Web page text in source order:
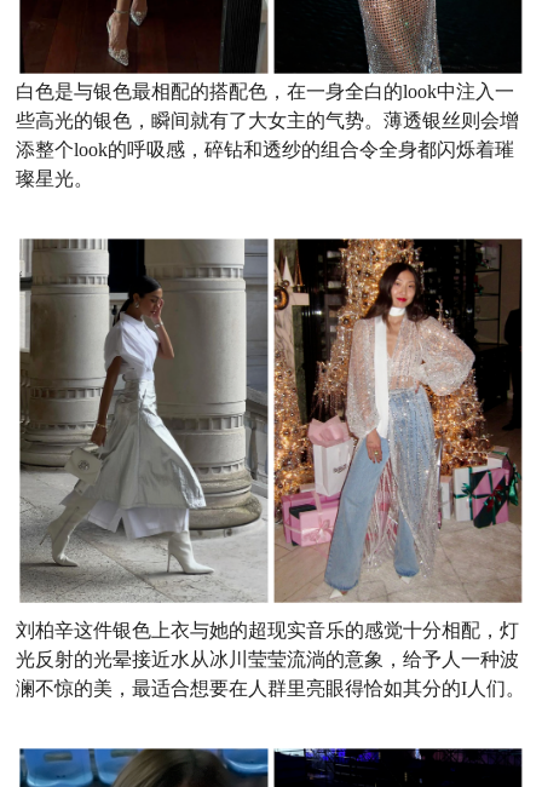
白色是与银色最相配的搭配色，在一身全白的look中注入一
些高光的银色，瞬间就有了大女主的气势。薄透银丝则会增
添整个look的呼吸感，碎钻和透纱的组合令全身都闪烁着璀
璨星光。
刘柏辛这件银色上衣与她的超现实音乐的感觉十分相配，灯
光反射的光晕接近水从冰川莹莹流淌的意象，给予人一种波
澜不惊的美，最适合想要在人群里亮眼得恰如其分的I人们。